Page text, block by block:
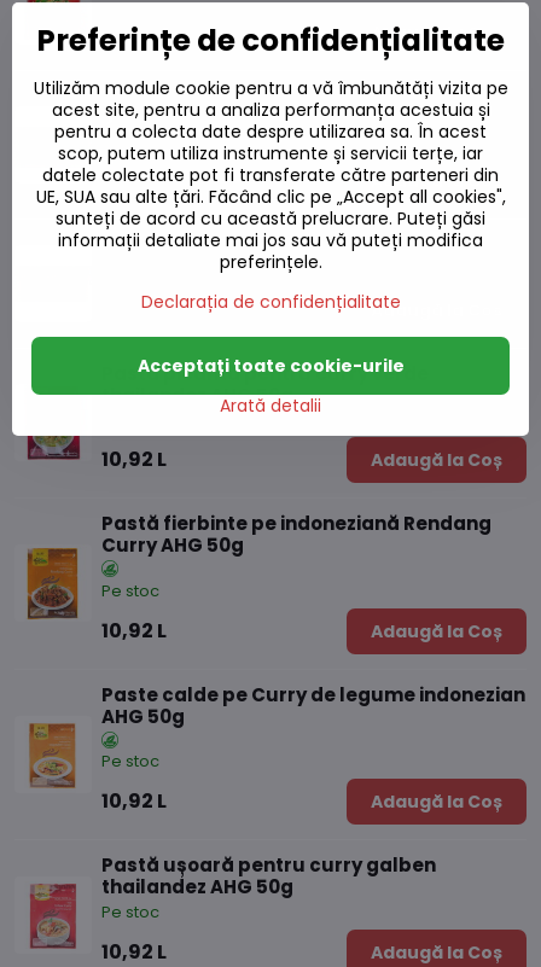
21,58 L Adaugă la Coș
Sos Golden Curry picant 220g S&B
Pe stoc
38,41 L Adaugă la Coș
Sos Golden Curry 220g S&B
38,41 L Adaugă la Coș
Pastă picantă pentru curry verde
thailandez AHG 50g
10,92 L Adaugă la Coș
Pastă fierbinte pe indoneziană Rendang
Curry AHG 50g
Pe stoc
10,92 L Adaugă la Coș
Paste calde pe Curry de legume indonezian
AHG 50g
Pe stoc
10,92 L Adaugă la Coș
Pastă ușoară pentru curry galben
thailandez AHG 50g
Pe stoc
10,92 L Adaugă la Coș
Preferințe de confidențialitate
Utilizăm module cookie pentru a vă îmbunătăți vizita pe
acest site, pentru a analiza performanța acestuia și
pentru a colecta date despre utilizarea sa. În acest
scop, putem utiliza instrumente și servicii terțe, iar
datele colectate pot fi transferate către parteneri din
UE, SUA sau alte țări. Făcând clic pe „Accept all cookies",
sunteți de acord cu această prelucrare. Puteți găsi
informații detaliate mai jos sau vă puteți modifica
preferințele.
Declarația de confidențialitate
Arată detalii
Acceptați toate cookie-urile